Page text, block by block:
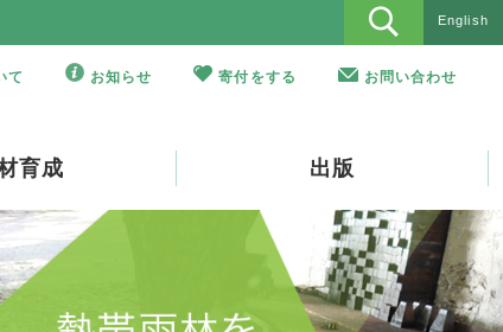
English
て お知らせ 寄付をする お問い合わせ
育成 出版